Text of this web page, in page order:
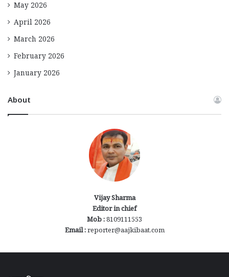
May 2026
April 2026
March 2026
February 2026
January 2026
About
Vijay Sharma
Editor in chief
Mob :8109111553
Email :reporter@aajkibaat.com